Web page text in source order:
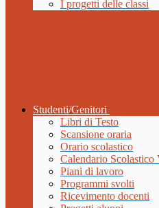
I progetti delle classi
Studenti/Genitori
Libri di Testo
Scansione oraria
Orario scolastico
Calendario Scolastico
Piani di lavoro
Programmi svolti
Ricevimento docenti